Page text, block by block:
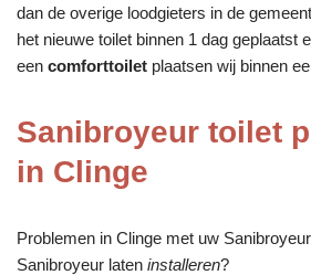
dan de overige loodgieters in de
het nieuwe toilet binnen 1 dag geplaatst
een comforttoilet plaatsen wij binnen
Sanibroyeur toilet
in Clinge
Problemen in Clinge met uw
Sanibroyeur laten installeren?